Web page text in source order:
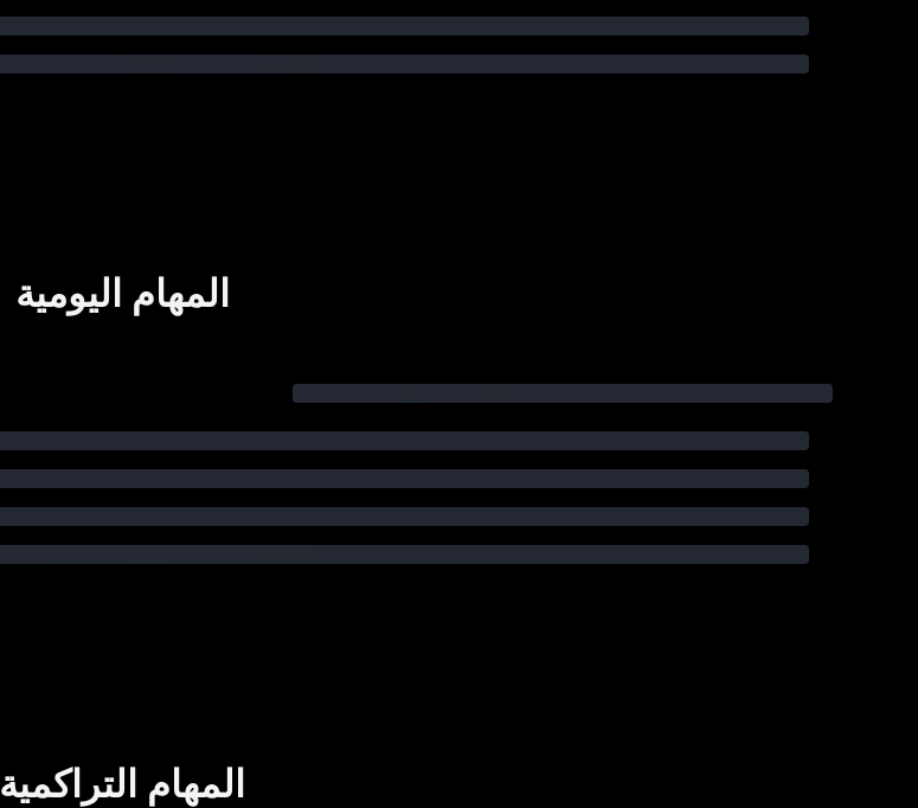
المهام اليومية
المهام التراكمية